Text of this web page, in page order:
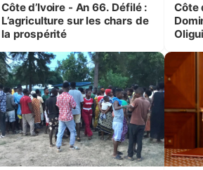
Côte d’Ivoire - An 66. Défilé :
L’agriculture sur les chars de
la prospérité
Côte